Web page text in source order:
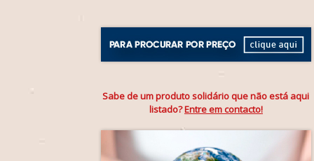
Sabe de um produto solidário que não está aqui
listado?Entre em contacto!